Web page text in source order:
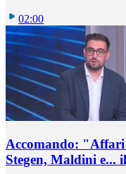
02:00
Accomando: "Affari
Stegen, Maldini e...